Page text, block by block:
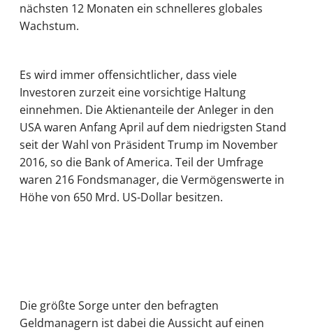
nächsten 12 Monaten ein schnelleres globales
Wachstum.
Es wird immer offensichtlicher, dass viele
Investoren zurzeit eine vorsichtige Haltung
einnehmen. Die Aktienanteile der Anleger in den
USA waren Anfang April auf dem niedrigsten Stand
seit der Wahl von Präsident Trump im November
2016, so die Bank of America. Teil der Umfrage
waren 216 Fondsmanager, die Vermögenswerte in
Höhe von 650 Mrd. US-Dollar besitzen.
Die größte Sorge unter den befragten
Geldmanagern ist dabei die Aussicht auf einen